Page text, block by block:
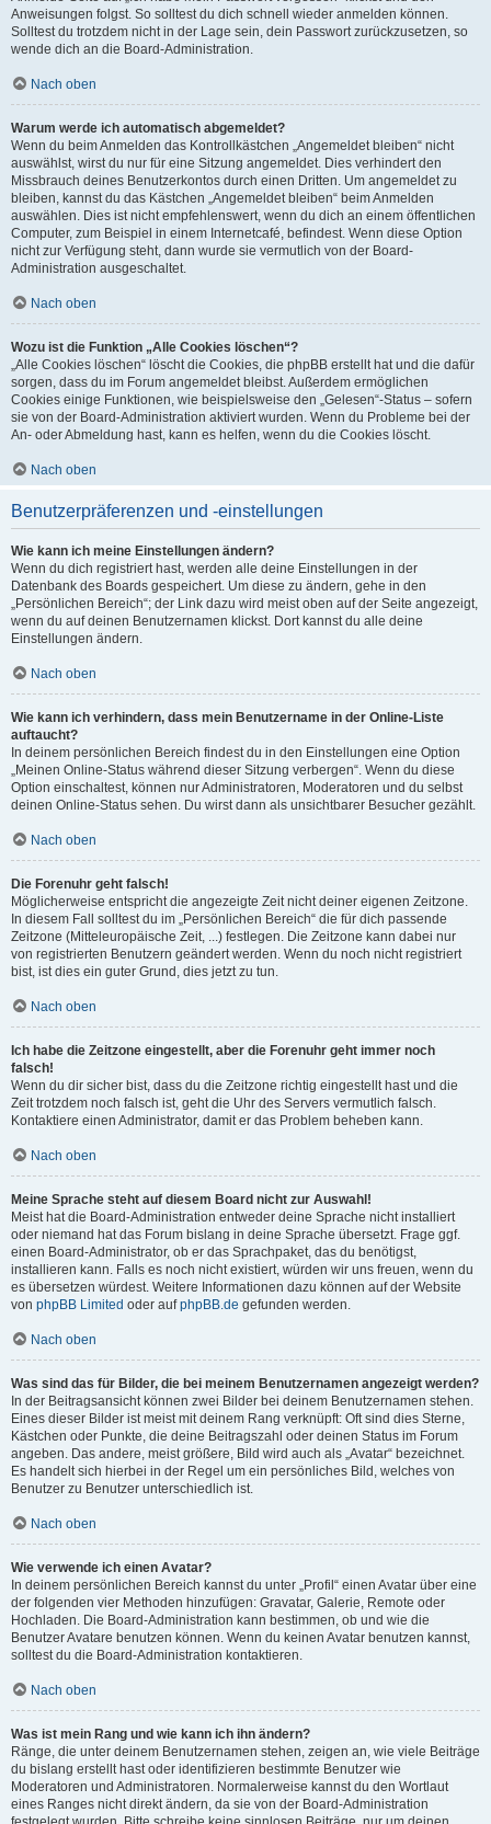
Anweisungen folgst. So solltest du dich schnell wieder anmelden können.
Solltest du trotzdem nicht in der Lage sein, dein Passwort zurückzusetzen, so
wende dich an die Board-Administration.
Nach oben
Warum werde ich automatisch abgemeldet?
Wenn du beim Anmelden das Kontrollkästchen „Angemeldet bleiben“ nicht
auswählst, wirst du nur für eine Sitzung angemeldet. Dies verhindert den
Missbrauch deines Benutzerkontos durch einen Dritten. Um angemeldet zu
bleiben, kannst du das Kästchen „Angemeldet bleiben“ beim Anmelden
auswählen. Dies ist nicht empfehlenswert, wenn du dich an einem öffentlichen
Computer, zum Beispiel in einem Internetcafé, befindest. Wenn diese Option
nicht zur Verfügung steht, dann wurde sie vermutlich von der Board-
Administration ausgeschaltet.
Nach oben
Wozu ist die Funktion „Alle Cookies löschen“?
„Alle Cookies löschen“ löscht die Cookies, die phpBB erstellt hat und die dafür
sorgen, dass du im Forum angemeldet bleibst. Außerdem ermöglichen
Cookies einige Funktionen, wie beispielsweise den „Gelesen“-Status – sofern
sie von der Board-Administration aktiviert wurden. Wenn du Probleme bei der
An- oder Abmeldung hast, kann es helfen, wenn du die Cookies löscht.
Nach oben
Benutzerpräferenzen und -einstellungen
Wie kann ich meine Einstellungen ändern?
Wenn du dich registriert hast, werden alle deine Einstellungen in der
Datenbank des Boards gespeichert. Um diese zu ändern, gehe in den
„Persönlichen Bereich“; der Link dazu wird meist oben auf der Seite angezeigt,
wenn du auf deinen Benutzernamen klickst. Dort kannst du alle deine
Einstellungen ändern.
Nach oben
Wie kann ich verhindern, dass mein Benutzername in der Online-Liste
auftaucht?
In deinem persönlichen Bereich findest du in den Einstellungen eine Option
„Meinen Online-Status während dieser Sitzung verbergen“. Wenn du diese
Option einschaltest, können nur Administratoren, Moderatoren und du selbst
deinen Online-Status sehen. Du wirst dann als unsichtbarer Besucher gezählt.
Nach oben
Die Forenuhr geht falsch!
Möglicherweise entspricht die angezeigte Zeit nicht deiner eigenen Zeitzone.
In diesem Fall solltest du im „Persönlichen Bereich“ die für dich passende
Zeitzone (Mitteleuropäische Zeit, ...) festlegen. Die Zeitzone kann dabei nur
von registrierten Benutzern geändert werden. Wenn du noch nicht registriert
bist, ist dies ein guter Grund, dies jetzt zu tun.
Nach oben
Ich habe die Zeitzone eingestellt, aber die Forenuhr geht immer noch
falsch!
Wenn du dir sicher bist, dass du die Zeitzone richtig eingestellt hast und die
Zeit trotzdem noch falsch ist, geht die Uhr des Servers vermutlich falsch.
Kontaktiere einen Administrator, damit er das Problem beheben kann.
Nach oben
Meine Sprache steht auf diesem Board nicht zur Auswahl!
Meist hat die Board-Administration entweder deine Sprache nicht installiert
oder niemand hat das Forum bislang in deine Sprache übersetzt. Frage ggf.
einen Board-Administrator, ob er das Sprachpaket, das du benötigst,
installieren kann. Falls es noch nicht existiert, würden wir uns freuen, wenn du
es übersetzen würdest. Weitere Informationen dazu können auf der Website
von phpBB Limited oder aufphpBB.de gefunden werden.
Nach oben
Was sind das für Bilder, die bei meinem Benutzernamen angezeigt werden?
In der Beitragsansicht können zwei Bilder bei deinem Benutzernamen stehen.
Eines dieser Bilder ist meist mit deinem Rang verknüpft: Oft sind dies Sterne,
Kästchen oder Punkte, die deine Beitragszahl oder deinen Status im Forum
angeben. Das andere, meist größere, Bild wird auch als „Avatar“ bezeichnet.
Es handelt sich hierbei in der Regel um ein persönliches Bild, welches von
Benutzer zu Benutzer unterschiedlich ist.
Nach oben
Wie verwende ich einen Avatar?
In deinem persönlichen Bereich kannst du unter „Profil“ einen Avatar über eine
der folgenden vier Methoden hinzufügen: Gravatar, Galerie, Remote oder
Hochladen. Die Board-Administration kann bestimmen, ob und wie die
Benutzer Avatare benutzen können. Wenn du keinen Avatar benutzen kannst,
solltest du die Board-Administration kontaktieren.
Nach oben
Was ist mein Rang und wie kann ich ihn ändern?
Ränge, die unter deinem Benutzernamen stehen, zeigen an, wie viele Beiträge
du bislang erstellt hast oder identifizieren bestimmte Benutzer wie
Moderatoren und Administratoren. Normalerweise kannst du den Wortlaut
eines Ranges nicht direkt ändern, da sie von der Board-Administration